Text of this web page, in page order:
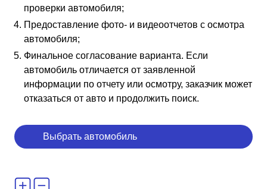
проверки автомобиля;
Предоставление фото- и видеоотчетов с осмотра
автомобиля;
Финальное согласование варианта. Если
автомобиль отличается от заявленной
информации по отчету или осмотру, заказчик может
отказаться от авто и продолжить поиск.
Выбрать автомобиль